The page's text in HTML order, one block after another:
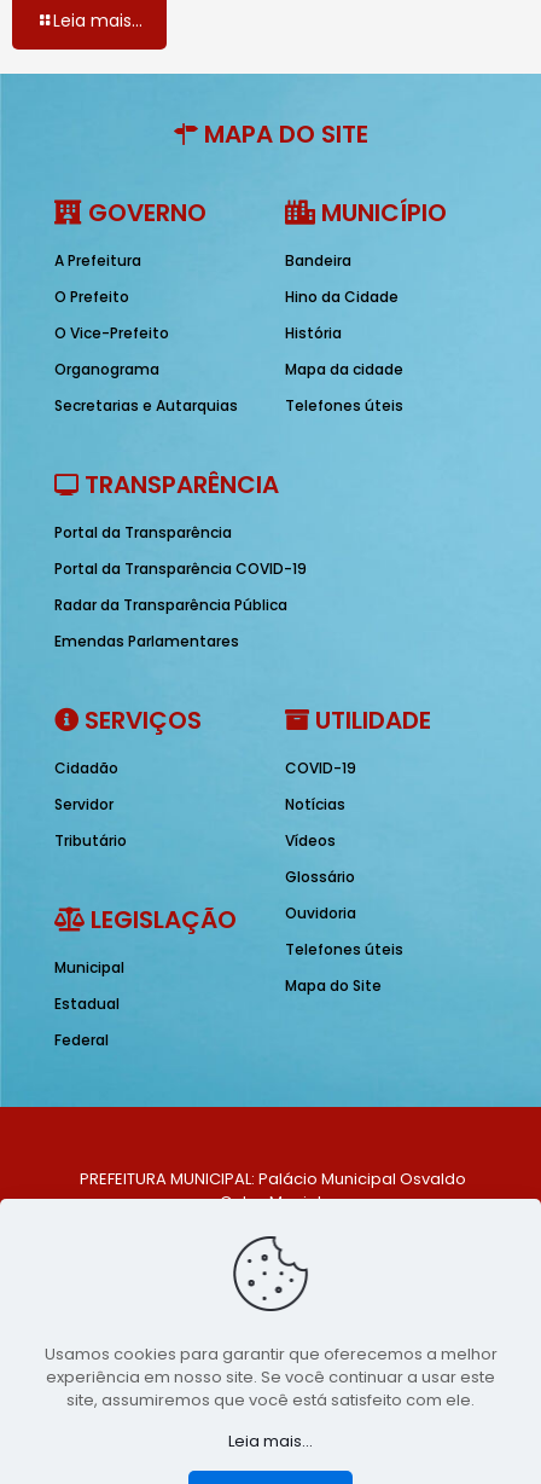
Leia mais...
MAPA DO SITE
GOVERNO
A Prefeitura
O Prefeito
O Vice-Prefeito
Organograma
Secretarias e Autarquias
MUNICÍPIO
Bandeira
Hino da Cidade
História
Mapa da cidade
Telefones úteis
TRANSPARÊNCIA
Portal da Transparência
Portal da Transparência COVID-19
Radar da Transparência Pública
Emendas Parlamentares
SERVIÇOS
Cidadão
Servidor
Tributário
LEGISLAÇÃO
Municipal
Estadual
Federal
UTILIDADE
COVID-19
Notícias
Vídeos
Glossário
Ouvidoria
Telefones úteis
Mapa do Site
PREFEITURA MUNICIPAL: Palácio Municipal Osvaldo
Celso Maciel
Centro, São Bento do Una - PE. CEP: 553370-128
TELEFONE: (81) 99548-1569
E-MAIL: ouvidoria@saobentodouna.pe.gov.br
Copyright 2021-2026 - Assessoria de Comunicação da
Prefeitura de São Bento do Una - PE
publicidadeLumusWeb - Agência Digital
Usamos cookies para garantir que oferecemos a melhor
experiência em nosso site. Se você continuar a usar este
site, assumiremos que você está satisfeito com ele.
Leia mais...